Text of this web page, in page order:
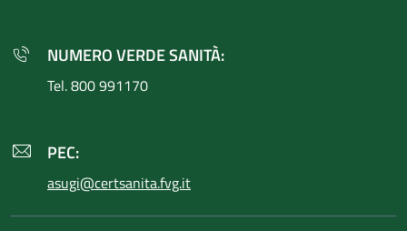
NUMERO VERDE SANITÀ:
Tel. 800 991170
PEC:
asugi@certsanita.fvg.it